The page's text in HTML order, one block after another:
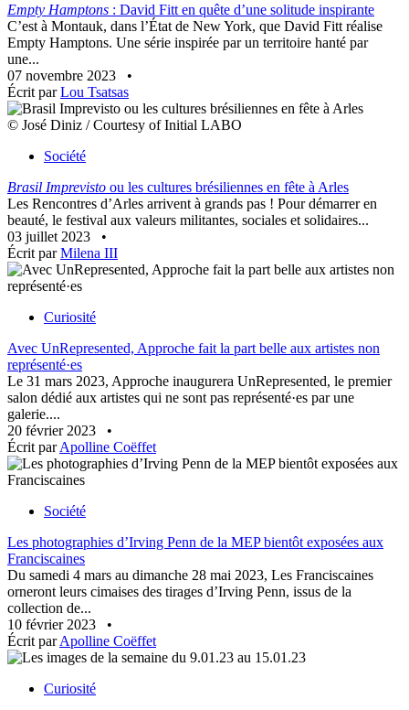
Empty Hamptons : David Fitt en quête d’une solitude inspirante
C’est à Montauk, dans l’État de New York, que David Fitt réalise
Empty Hamptons. Une série inspirée par un territoire hanté par
une...
07 novembre 2023
•
Écrit parLou Tsatsas
© José Diniz / Courtesy of Initial LABO
Société
Brasil Imprevisto ou les cultures brésiliennes en fête à Arles
Les Rencontres d’Arles arrivent à grands pas ! Pour démarrer en
beauté, le festival aux valeurs militantes, sociales et solidaires...
03 juillet 2023
•
Écrit parMilena III
Curiosité
Avec UnRepresented, Approche fait la part belle aux artistes non
représenté·es
Le 31 mars 2023, Approche inaugurera UnRepresented, le premier
salon dédié aux artistes qui ne sont pas représenté·es par une
galerie....
20 février 2023
•
Écrit parApolline Coëffet
Société
Les photographies d’Irving Penn de la MEP bientôt exposées aux
Franciscaines
Du samedi 4 mars au dimanche 28 mai 2023, Les Franciscaines
orneront leurs cimaises des tirages d’Irving Penn, issus de la
collection de...
10 février 2023
•
Écrit parApolline Coëffet
Curiosité